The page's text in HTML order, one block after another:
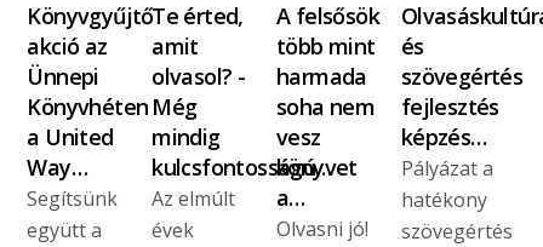
Könyvgyűjtő
akció az
Ünnepi
Könyvhéten
a United
Way…
Segítsünk
együtt a
Te érted,
amit
olvasol? -
Még
mindig
kulcsfontosságú…
Az elmúlt
évek
A felsősök
több mint
harmada
soha nem
vesz
könyvet
a…
Olvasni jó!
és
szövegértés
fejlesztés
képzés…
Pályázat a
hatékony
szövegértés